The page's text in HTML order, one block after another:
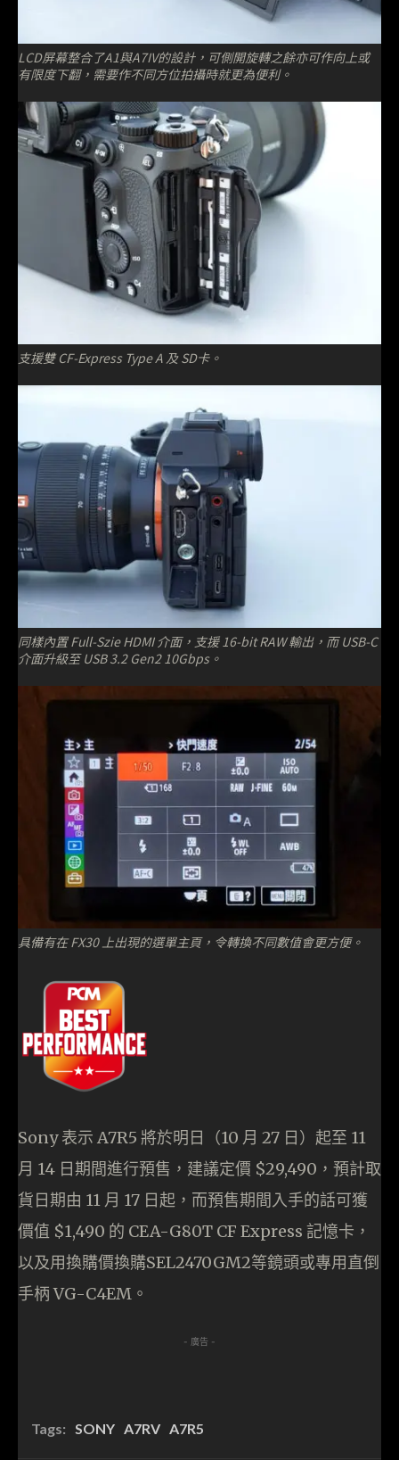
LCD屏幕整合了A1與A7IV的設計，可側開旋轉之餘亦可作向上或
有限度下翻，需要作不同方位拍攝時就更為便利。
支援雙 CF-Express Type A 及 SD卡。
同樣內置 Full-Szie HDMI 介面，支援 16-bit RAW 輸出，而 USB-C
介面升級至 USB 3.2 Gen2 10Gbps。
具備有在 FX30 上出現的選單主頁，令轉換不同數值會更方便。
Sony 表示 A7R5 將於明日（10 月 27 日）起至 11
月 14 日期間進行預售，建議定價 $29,490，預計取
貨日期由 11 月 17 日起，而預售期間入手的話可獲
價值 $1,490 的 CEA-G80T CF Express 記憶卡，
以及用換購價換購SEL2470GM2等鏡頭或專用直倒
手柄 VG-C4EM。
- 廣告 -
Tags: SONY A7RV A7R5